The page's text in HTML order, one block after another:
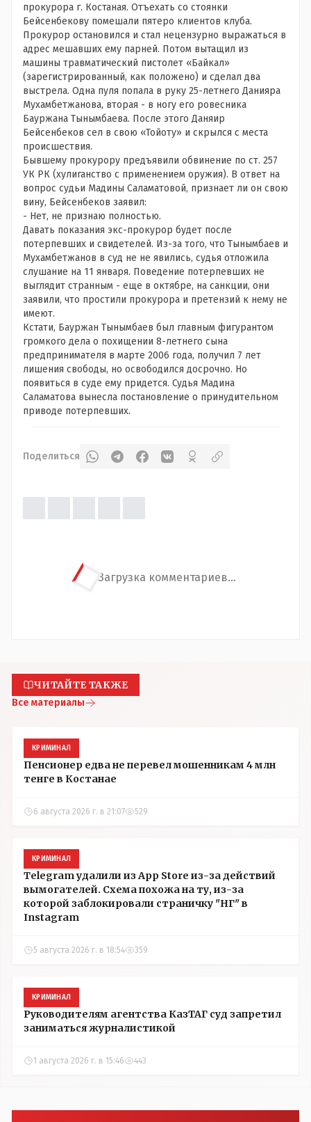
прокурора г. Костаная. Отъехать со стоянки
Бейсенбекову помешали пятеро клиентов клуба.
Прокурор остановился и стал нецензурно выражаться в
адрес мешавших ему парней. Потом вытащил из
машины травматический пистолет «Байкал»
(зарегистрированный, как положено) и сделал два
выстрела. Одна пуля попала в руку 25-летнего Данияра
Мухамбетжанова, вторая - в ногу его ровесника
Бауржана Тынымбаева. После этого Даняир
Бейсенбеков сел в свою «Тойоту» и скрылся с места
происшествия.
Бывшему прокурору предъявили обвинение по ст. 257
УК РК (хулиганство с применением оружия). В ответ на
вопрос судьи Мадины Саламатовой, признает ли он свою
вину, Бейсенбеков заявил:
- Нет, не признаю полностью.
Давать показания экс-прокурор будет после
потерпевших и свидетелей. Из-за того, что Тынымбаев и
Мухамбетжанов в суд не не явились, судья отложила
слушание на 11 января. Поведение потерпевших не
выглядит странным - еще в октябре, на санкции, они
заявили, что простили прокурора и претензий к нему не
имеют.
Кстати, Бауржан Тынымбаев был главным фигурантом
громкого дела о похищении 8-летнего сына
предпринимателя в марте 2006 года, получил 7 лет
лишения свободы, но освободился досрочно. Но
появиться в суде ему придется. Судья Мадина
Саламатова вынесла постановление о принудительном
приводе потерпевших.
Поделиться
Загрузка комментариев...
ЧИТАЙТЕ ТАКЖЕ
Все материалы
КРИМИНАЛ
Пенсионер едва не перевел мошенникам 4 млн
тенге в Костанае
6 августа 2026 г. в 21:07 529
КРИМИНАЛ
Telegram удалили из App Store из-за действий
вымогателей. Схема похожа на ту, из-за
которой заблокировали страничку "НГ" в
Instagram
5 августа 2026 г. в 18:54 359
КРИМИНАЛ
Руководителям агентства КазТАГ суд запретил
заниматься журналистикой
1 августа 2026 г. в 15:46 443